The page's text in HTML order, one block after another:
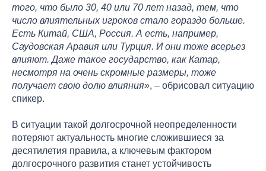
того, что было 30, 40 или 70 лет назад, тем, что
число влиятельных игроков стало гораздо больше.
Есть Китай, США, Россия. А есть, например,
Саудовская Аравия или Турция. И они тоже всерьез
влияют. Даже такое государство, как Катар,
несмотря на очень скромные размеры, тоже
получает свою долю влияния», – обрисовал ситуацию
спикер.
В ситуации такой долгосрочной неопределенности
потеряют актуальность многие сложившиеся за
десятилетия правила, а ключевым фактором
долгосрочного развития станет устойчивость